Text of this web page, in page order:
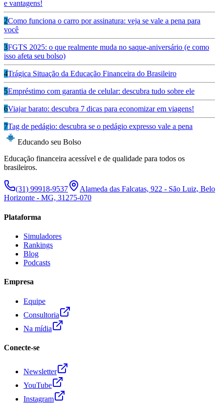
e vantagens!
2Como funciona o carro por assinatura: veja se vale a pena para
você
3FGTS 2025: o que realmente muda no saque-aniversário (e como
isso afeta seu bolso)
4Trágica Situação da Educação Financeira do Brasileiro
5Empréstimo com garantia de celular: descubra tudo sobre ele
6Viajar barato: descubra 7 dicas para economizar em viagens!
7Tag de pedágio: descubra se o pedágio expresso vale a pena
Educando seu Bolso
Educação financeira acessível e de qualidade para todos os
brasileiros.
(31) 99918-9537
Alameda das Falcatas, 922 - São Luiz, Belo
Horizonte - MG, 31275-070
Plataforma
Simuladores
Rankings
Blog
Podcasts
Empresa
Equipe
Consultoria
Na mídia
Conecte-se
Newsletter
YouTube
Instagram